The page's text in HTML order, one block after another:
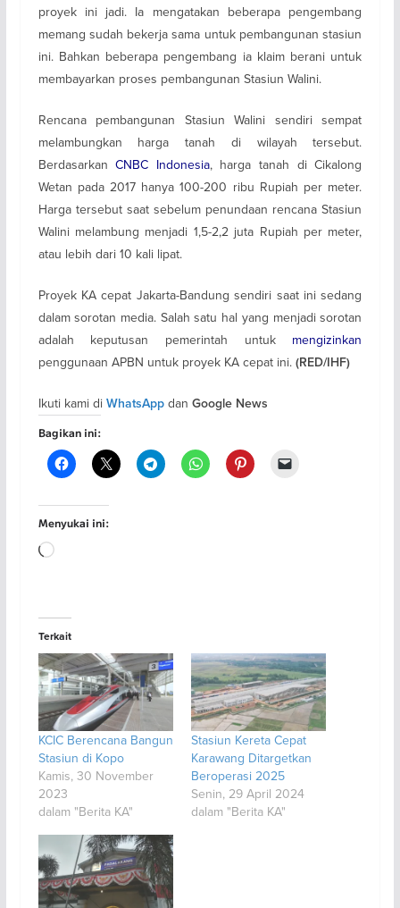
proyek ini jadi. Ia mengatakan beberapa pengembang
memang sudah bekerja sama untuk pembangunan stasiun
ini. Bahkan beberapa pengembang ia klaim berani untuk
membayarkan proses pembangunan Stasiun Walini.
Rencana pembangunan Stasiun Walini sendiri sempat
melambungkan harga tanah di wilayah tersebut.
BerdasarkanCNBC Indonesia, harga tanah di Cikalong
Wetan pada 2017 hanya 100-200 ribu Rupiah per meter.
Harga tersebut saat sebelum penundaan rencana Stasiun
Walini melambung menjadi 1,5-2,2 juta Rupiah per meter,
atau lebih dari 10 kali lipat.
Proyek KA cepat Jakarta-Bandung sendiri saat ini sedang
dalam sorotan media. Salah satu hal yang menjadi sorotan
adalah keputusan pemerintah untuk mengizinkan
penggunaan APBN untuk proyek KA cepat ini. (RED/IHF)
Ikuti kami di WhatsAppdan Google News
Bagikan ini:
Menyukai ini:
Memuat...
Terkait
KCIC Berencana Bangun
Stasiun di Kopo
Kamis, 30 November
2023
dalam "Berita KA"
Stasiun Kereta Cepat
Karawang Ditargetkan
Beroperasi 2025
Senin, 29 April 2024
dalam "Berita KA"